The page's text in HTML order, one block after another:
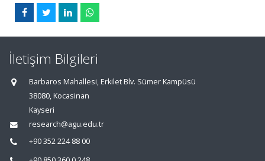
İletişim Bilgileri
Barbaros Mahallesi, Erkilet Blv. Sümer Kampüsü
38080, Kocasinan
Kayseri
research@agu.edu.tr
+90 352 224 88 00